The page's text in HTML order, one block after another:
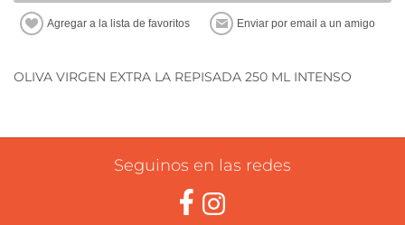
OLIVA VIRGEN EXTRA LA REPISADA 250 ML INTENSO
Seguinos en las redes